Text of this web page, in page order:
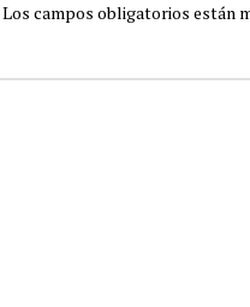
Los campos obligatorios están